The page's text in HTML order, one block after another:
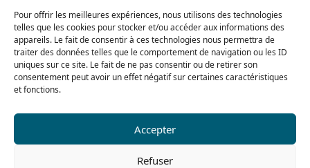
Pour offrir les meilleures expériences, nous utilisons des technologies
telles que les cookies pour stocker et/ou accéder aux informations des
appareils. Le fait de consentir à ces technologies nous permettra de
traiter des données telles que le comportement de navigation ou les ID
uniques sur ce site. Le fait de ne pas consentir ou de retirer son
consentement peut avoir un effet négatif sur certaines caractéristiques
et fonctions.
Accepter
Refuser
El viernes
De 8h a 12h30 y de 13h30 a 16h
Nuestra gama para particulares